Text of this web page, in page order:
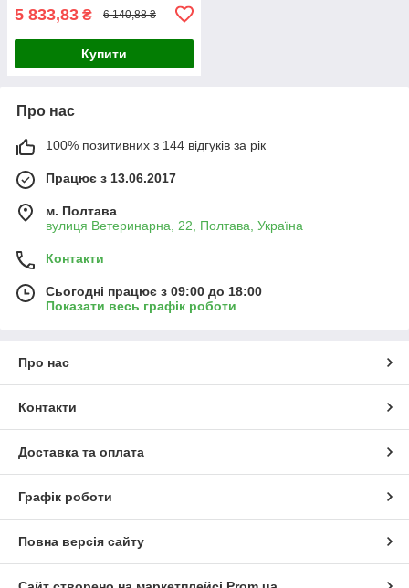
5 833,83 ₴ 6 140,88 ₴
Купити
Про нас
100% позитивних з 144 відгуків за рік
Працює з 13.06.2017
м. Полтава
вулиця Ветеринарна, 22, Полтава, Україна
Контакти
Сьогодні працює з 09:00 до 18:00
Показати весь графік роботи
Про нас
Контакти
Доставка та оплата
Графік роботи
Повна версія сайту